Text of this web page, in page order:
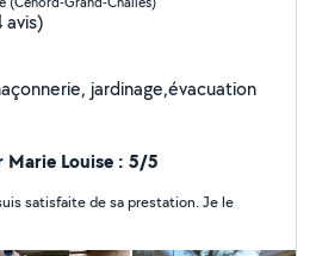
avis)
jardinage,évacuation
Marie Louise : 5/5
satisfaite de sa prestation. Je le